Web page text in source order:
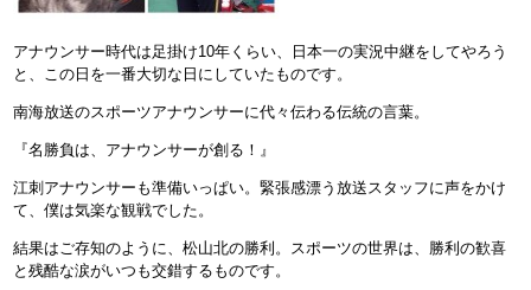
アナウンサー時代は足掛け10年くらい、日本一の実況中継をしてやろう
と、この日を一番大切な日にしていたものです。
南海放送のスポーツアナウンサーに代々伝わる伝統の言葉。
『名勝負は、アナウンサーが創る！』
江刺アナウンサーも準備いっぱい。緊張感漂う放送スタッフに声をかけ
て、僕は気楽な観戦でした。
結果はご存知のように、松山北の勝利。スポーツの世界は、勝利の歓喜
と残酷な涙がいつも交錯するものです。